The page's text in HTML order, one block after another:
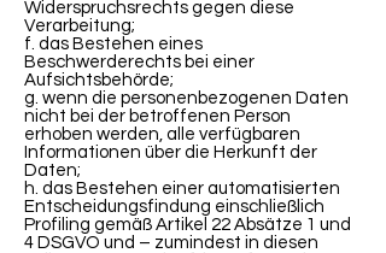
Widerspruchsrechts gegen diese
Verarbeitung;
f. das Bestehen eines
Beschwerderechts bei einer
Aufsichtsbehörde;
g. wenn die personenbezogenen Daten
nicht bei der betroffenen Person
erhoben werden, alle verfügbaren
Informationen über die Herkunft der
Daten;
h. das Bestehen einer automatisierten
Entscheidungsfindung einschließlich
Profiling gemäß Artikel 22 Absätze 1 und
4 DSGVO und – zumindest in diesen